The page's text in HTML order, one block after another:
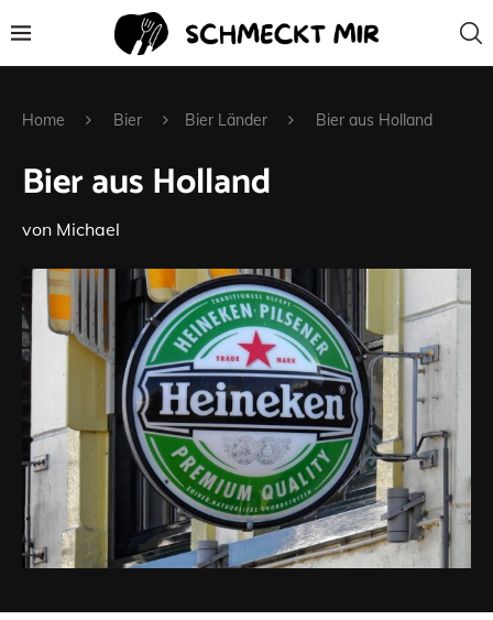
Home Bier Bier Länder Bier aus Holland
Bier aus Holland
von Michael